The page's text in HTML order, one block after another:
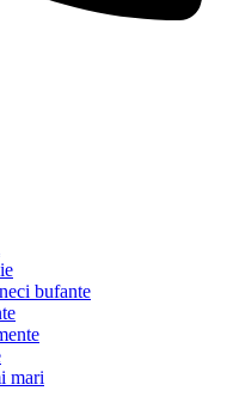
bufante
mari